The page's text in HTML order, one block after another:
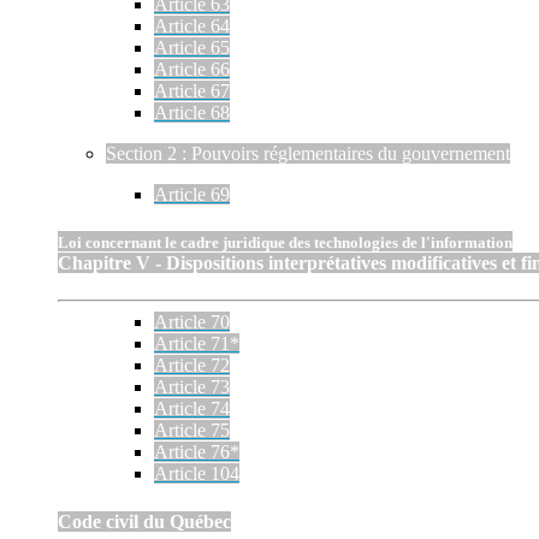
Article 63
Article 64
Article 65
Article 66
Article 67
Article 68
Section 2 : Pouvoirs réglementaires du gouvernement
Article 69
Loi concernant le cadre juridique des technologies de l'information
Chapitre V - Dispositions interprétatives modificatives et
Article 70
Article 71*
Article 72
Article 73
Article 74
Article 75
Article 76*
Article 104
Code civil du Québec